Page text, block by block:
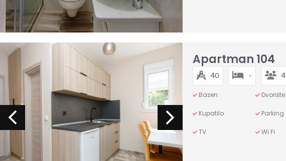
Apartman 104
40 - 4
Bazen Dvorište
Kupatilo Parking
TV Wi Fi